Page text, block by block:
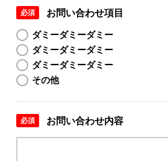
お問い合わせ項目
必須
ダミーダミーダミー
ダミーダミーダミー
ダミーダミーダミー
その他
お問い合わせ内容
必須